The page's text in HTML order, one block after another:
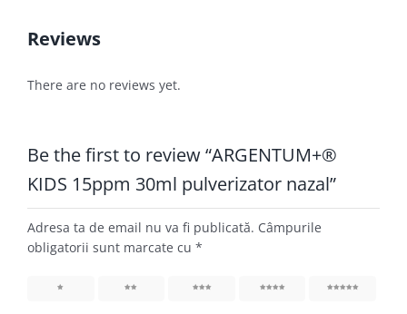
Reviews
There are no reviews yet.
Be the first to review “ARGENTUM+®
KIDS 15ppm 30ml pulverizator nazal”
Adresa ta de email nu va fi publicată. Câmpurile
obligatorii sunt marcate cu *